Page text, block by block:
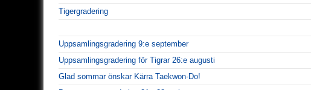
Tigergradering
Uppsamlingsgradering 9:e september
Uppsamlingsgradering för Tigrar 26:e augusti
Glad sommar önskar Kärra Taekwon-Do!